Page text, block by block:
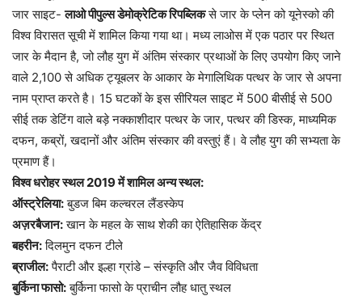
जार साइट-लाओ पीपुल्स डेमोक्रेटिक रिपब्लिकसे जार के प्लेन को यूनेस्को की
विश्व विरासत सूची में शामिल किया गया था। मध्य लाओस में एक पठार पर स्थित
जार के मैदान है, जो लौह युग में अंतिम संस्कार प्रथाओं के लिए उपयोग किए जाने
वाले 2,100 से अधिक ट्यूबलर के आकार के मेगालिथिक पत्थर के जार से अपना
नाम प्राप्त करते है। 15 घटकों के इस सीरियल साइट में 500 बीसीई से 500
सीई तक डेटिंग वाले बड़े नक्काशीदार पत्थर के जार, पत्थर की डिस्क, माध्यमिक
दफन, कब्रों, खदानों और अंतिम संस्कार की वस्तुएं हैं। वे लौह युग की सभ्यता के
प्रमाण हैं।
विश्व धरोहर स्थल 2019 में शामिल अन्य स्थल:
ऑस्ट्रेलिया:बुडज बिम कल्चरल लैंडस्केप
अज़रबैजान:खान के महल के साथ शेकी का ऐतिहासिक केंद्र
बहरीन:दिलमुन दफन टीले
ब्राजील:पैराटी और इल्हा ग्रांडे – संस्कृति और जैव विविधता
बुर्किना फासो:बुर्किना फासो के प्राचीन लौह धातु स्थल